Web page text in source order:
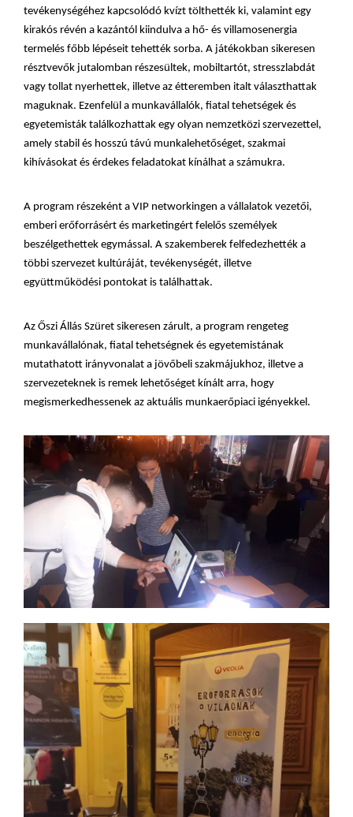
tevékenységéhez kapcsolódó kvízt tölthették ki, valamint egy
kirakós révén a kazántól kiindulva a hő- és villamosenergia
termelés főbb lépéseit tehették sorba. A játékokban sikeresen
résztvevők jutalomban részesültek, mobiltartót, stresszlabdát
vagy tollat nyerhettek, illetve az étteremben italt választhattak
maguknak. Ezenfelül a munkavállalók, fiatal tehetségek és
egyetemisták találkozhattak egy olyan nemzetközi szervezettel,
amely stabil és hosszú távú munkalehetőséget, szakmai
kihívásokat és érdekes feladatokat kínálhat a számukra.
A program részeként a VIP networkingen a vállalatok vezetői,
emberi erőforrásért és marketingért felelős személyek
beszélgethettek egymással. A szakemberek felfedezhették a
többi szervezet kultúráját, tevékenységét, illetve
együttműködési pontokat is találhattak.
Az Őszi Állás Szüret sikeresen zárult, a program rengeteg
munkavállalónak, fiatal tehetségnek és egyetemistának
mutathatott irányvonalat a jövőbeli szakmájukhoz, illetve a
szervezeteknek is remek lehetőséget kínált arra, hogy
megismerkedhessenek az aktuális munkaerőpiaci igényekkel.